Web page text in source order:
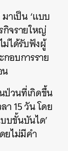
าเป็น ‘แบบ
กิจรายใหญ่
ม่ได้รับฟังผู้
อบการราย
ป่วนที่เกิดขึ้น
า 15 วัน โดย
บขั้นบันได’
ยไม่มีคำ